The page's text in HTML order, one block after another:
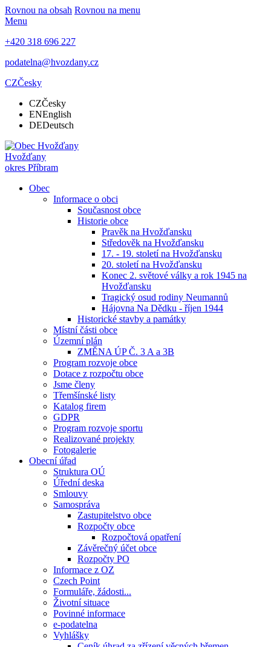
Rovnou na obsah Rovnou na menu
Menu
+420 318 696 227
podatelna@hvozdany.cz
CZČesky
CZČesky
ENEnglish
DEDeutsch
Hvožďany
okres Příbram
Obec
Informace o obci
Současnost obce
Historie obce
Pravěk na Hvožďansku
Středověk na Hvožďansku
17. - 19. století na Hvožďansku
20. století na Hvožďansku
Konec 2. světové války a rok 1945 na
Hvožďansku
Tragický osud rodiny Neumannů
Hájovna Na Dědku - říjen 1944
Historické stavby a památky
Místní části obce
Územní plán
ZMĚNA ÚP Č. 3 A a 3B
Program rozvoje obce
Dotace z rozpočtu obce
Jsme členy
Třemšínské listy
Katalog firem
GDPR
Program rozvoje sportu
Realizované projekty
Fotogalerie
Obecní úřad
Struktura OÚ
Úřední deska
Smlouvy
Samospráva
Zastupitelstvo obce
Rozpočty obce
Rozpočtová opatření
Závěrečný účet obce
Rozpočty PO
Informace z OZ
Czech Point
Formuláře, žádosti...
Životní situace
Povinné informace
e-podatelna
Vyhlášky